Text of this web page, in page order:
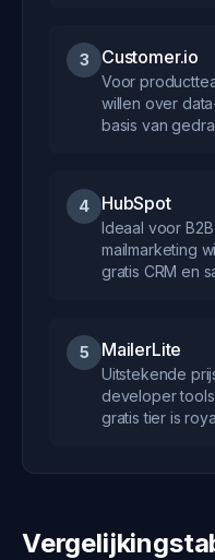
3 Customer.io
Voor
willen over
basis van
4 HubSpot
Ideaal voor
mailmarketing
gratis CRM en
5 MailerLite
Uitstekende
developer
gratis tier is